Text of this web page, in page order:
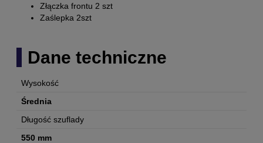
Złączka frontu 2 szt
Zaślepka 2szt
Dane techniczne
Wysokość
Średnia
Długość szuflady
550 mm